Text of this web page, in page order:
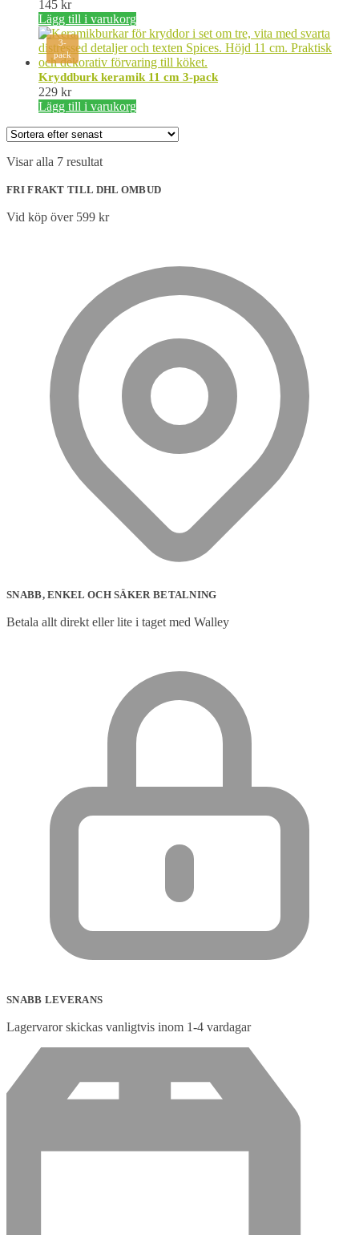
145 kr
Lägg till i varukorg
3-
pack
Kryddburk keramik 11 cm 3-pack
229 kr
Lägg till i varukorg
Visar alla 7 resultatSortera
senaste
FRI FRAKT TILL DHL OMBUD
Vid köp över 599 kr
SNABB, ENKEL OCH SÄKER BETALNING
Betala allt direkt eller lite i taget med Walley
SNABB LEVERANS
Lagervaror skickas vanligtvis inom 1-4 vardagar